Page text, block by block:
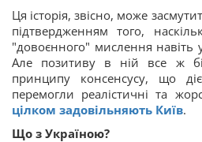
Ця історія, звісно, може
підтвердженням того,
"довоєнного" мислення навіть у
Але позитиву в ній все ж
принципу консенсусу, що
перемогли реалістичні та
цілком задовільняють Київ.
Що з Україною?